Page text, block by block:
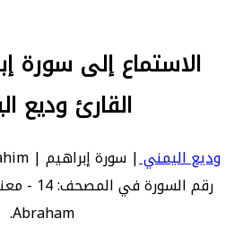
الاستماع إلى سورة
القارئ وديع
وديع اليمني
رقم
Abraham.